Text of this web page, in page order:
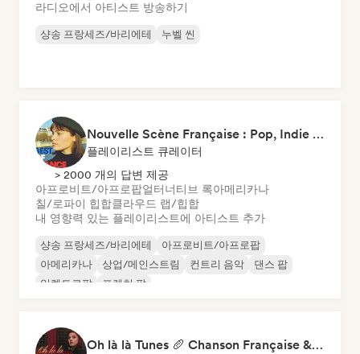
라디오에서 아티스트 방송하기
샹송 프랑세즈/바리에테 누벨 씬
Nouvelle Scène Française : Pop, Indie & Chanson Émergente
플레이리스트 큐레이터
> 2000 개의 답변 제공
아프로비트/아프로팝얼터너티브 록아메리카나
칠/로파이 힙합클라우드 랩/힙합
내 영향력 있는 플레이리스트에 아티스트 추가
샹송 프랑세즈/바리에테
아프로비트/아프로팝
아메리카나
상업/메인스트림 컨트리 음악
댄스 팝
일렉트로팝
프렌치 팝
Oh là là Tunes 🥖 Chanson Française & Nouvelle Scène Française